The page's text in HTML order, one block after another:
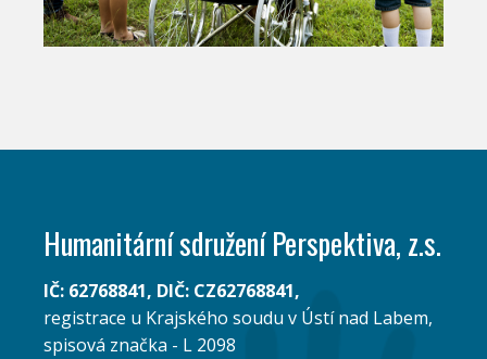
Humanitární sdružení Perspektiva, z.s.
IČ: 62768841, DIČ: CZ62768841,
registrace u Krajského soudu v Ústí nad Labem,
spisová značka - L 2098